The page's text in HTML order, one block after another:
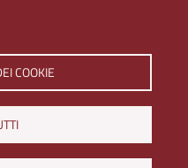
COOKIE
Palazzo Du Mesnil -
Napoli
00297640633 | PEC: